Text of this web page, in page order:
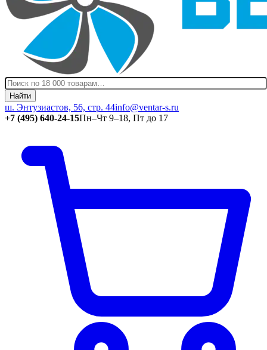
Найти
ш. Энтузиастов, 56, стр. 44info@ventar-s.ru
+7 (495) 640-24-15Пн–Чт 9–18, Пт до 17